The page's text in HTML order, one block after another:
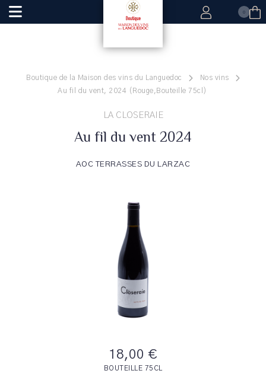
0
Boutique de la Maison des vins du Languedoc
Nos vins
Au fil du vent, 2024 (Rouge,Bouteille 75cl)
LA CLOSERAIE
Au fil du vent 2024
AOC TERRASSES DU LARZAC
18,00 €
BOUTEILLE 75CL